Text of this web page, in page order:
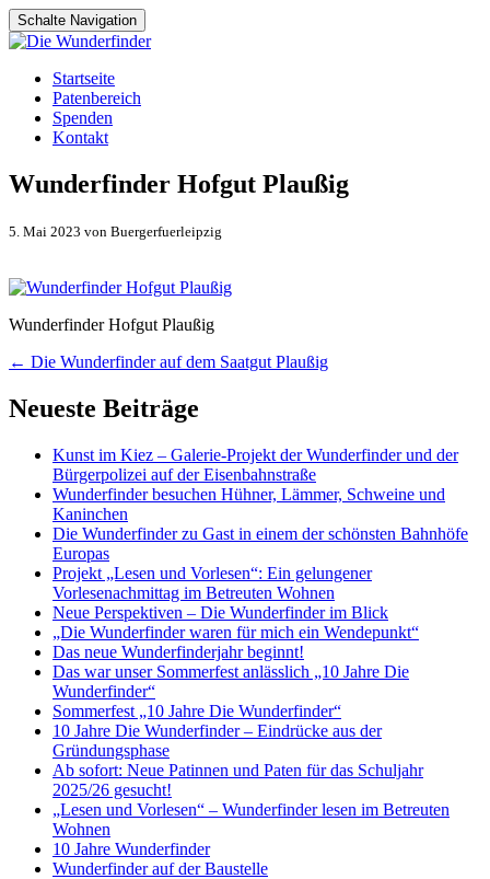
Schalte Navigation
Zum
Inhalt
springen
Startseite
Patenbereich
Spenden
Kontakt
Wunderfinder Hofgut Plaußig
5. Mai 2023 von Buergerfuerleipzig
Wunderfinder Hofgut Plaußig
Artikel-
Navigation
← Die Wunderfinder auf dem Saatgut Plaußig
Neueste Beiträge
Kunst im Kiez – Galerie-Projekt der Wunderfinder und der
Bürgerpolizei auf der Eisenbahnstraße
Wunderfinder besuchen Hühner, Lämmer, Schweine und
Kaninchen
Die Wunderfinder zu Gast in einem der schönsten Bahnhöfe
Europas
Projekt „Lesen und Vorlesen“: Ein gelungener
Vorlesenachmittag im Betreuten Wohnen
Neue Perspektiven – Die Wunderfinder im Blick
„Die Wunderfinder waren für mich ein Wendepunkt“
Das neue Wunderfinderjahr beginnt!
Das war unser Sommerfest anlässlich „10 Jahre Die
Wunderfinder“
Sommerfest „10 Jahre Die Wunderfinder“
10 Jahre Die Wunderfinder – Eindrücke aus der
Gründungsphase
Ab sofort: Neue Patinnen und Paten für das Schuljahr
2025/26 gesucht!
„Lesen und Vorlesen“ – Wunderfinder lesen im Betreuten
Wohnen
10 Jahre Wunderfinder
Wunderfinder auf der Baustelle